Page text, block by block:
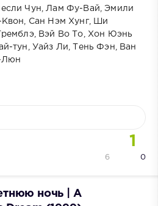
Чун, Лам Фу-Вай, Эмили
Сан Нэм Хунг, Ши
Вэй Во То, Хон Юэнь
тун, Уайз Ли, Тень Фэн, Ван
Люн
1
0
6
ночь | A